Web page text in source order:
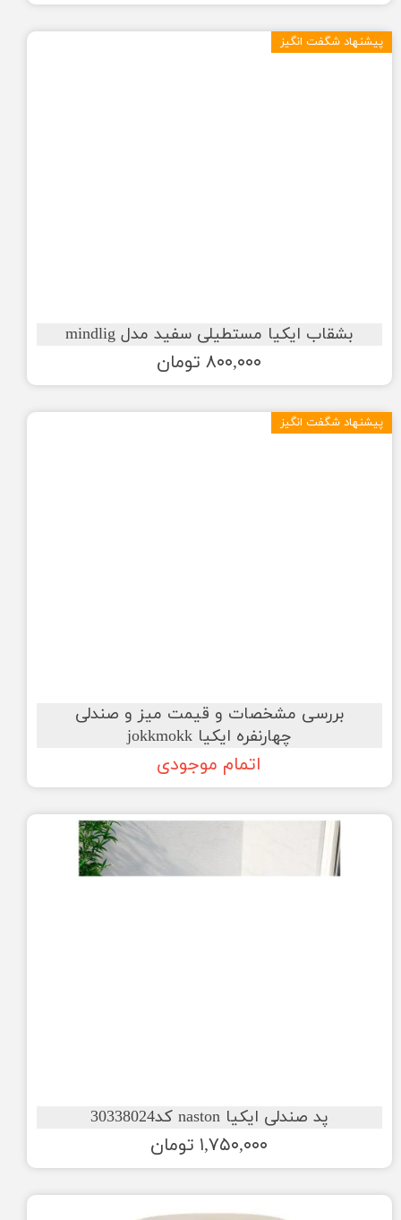
بشقاب ایکیا مستطیلی سفید مدل mindlig
۸۰۰,۰۰۰ تومان
پیشنهاد شگفت انگیز
بررسی مشخصات و قیمت میز و صندلی
چهارنفره ایکیا jokkmokk
اتمام موجودی
پیشنهاد شگفت انگیز
پد صندلی ایکیا naston کد30338024
۱,۷۵۰,۰۰۰ تومان